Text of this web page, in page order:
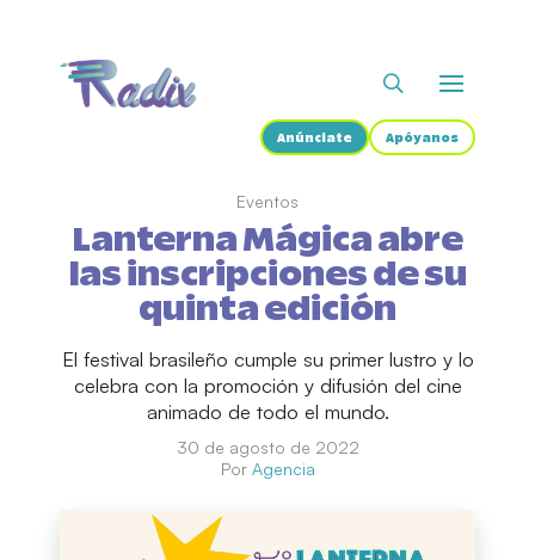
Anúnciate Apóyanos
Eventos
Lanterna Mágica abre
las inscripciones de su
quinta edición
El festival brasileño cumple su primer lustro y lo
celebra con la promoción y difusión del cine
animado de todo el mundo.
30 de agosto de 2022
Por Agencia